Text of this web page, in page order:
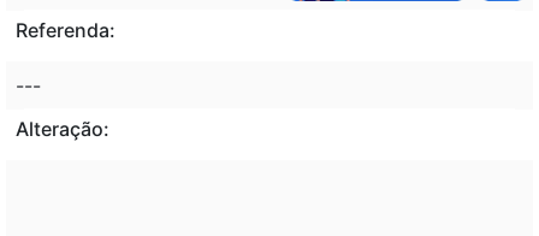
Referenda:
---
Alteração: